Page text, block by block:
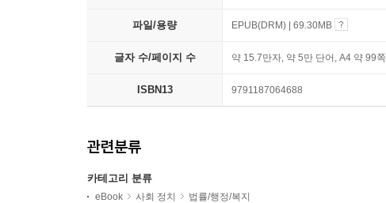
파일/용량 EPUB(DRM) | 69.30MB
글자 수/페이지 수 약 15.7만자, 약 5만 단어, A4 약 99쪽
ISBN13 9791187064688
관련분류
카테고리 분류
eBook 사회 정치 법률/행정/복지